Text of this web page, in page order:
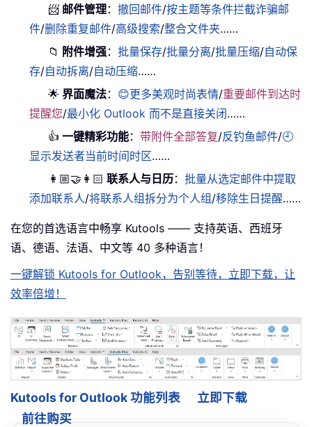
📨 邮件管理：撤回邮件/按主题等条件拦截诈骗邮
件/删除重复邮件/高级搜索/整合文件夹……
📁 附件增强：批量保存/批量分离/批量压缩/自动保
存/自动拆离/自动压缩……
🌟 界面魔法： 😊更多美观时尚表情/重要邮件到达时
提醒您/最小化 Outlook 而不是直接关闭……
👍 一键精彩功能：带附件全部答复/反钓鱼邮件/🕘
显示发送者当前时间时区……
👩🏼‍🤝‍👩🏻 联系人与日历：批量从选定邮件中提取
添加联系人/将联系人组拆分为个人组 /移除生日提醒……
在您的首选语言中畅享 Kutools —— 支持英语、西班牙
语、德语、法语、中文等 40 多种语言！
一键解锁 Kutools for Outlook，告别等待，立即下载，让
效率倍增！
Kutools for Outlook 功能列表
立即下载
前往购买